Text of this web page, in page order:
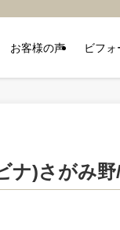
お客様の声 ビフ
ナ)さがみ